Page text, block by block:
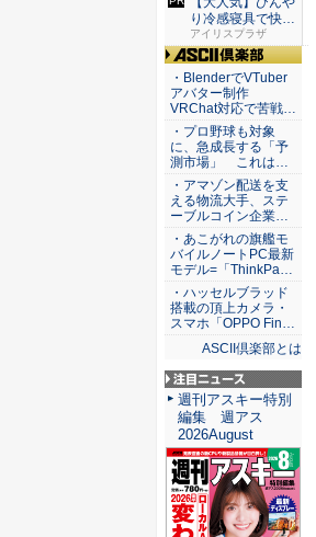
り冷感寝具で快適
な睡眠を...
アイリスプラザ
ASCII倶楽部
・BlenderでVTuber
アバター制作
VRChat対応で苦戦…
・プロ野球も対象
に、急成長する「予
測市場」 これは…
・アマゾン配送を支
える物流大手、ステ
ーブルコイン企業…
・あこがれの旗艦モ
バイルノートPC最新
モデル=「ThinkPa…
・ハッセルブラッド
搭載の頂上カメラ・
スマホ「OPPO Fin…
ASCII倶楽部とは
注目ニュース
週刊アスキー特別
編集 週アス
2026August